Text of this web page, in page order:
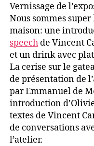
Vernissage de
Nous sommes
maison: une
speech de Vincent
et un drink avec
La cerise sur le
de présentation de
par Emmanuel de
introduction
textes de Vincent
de conversations
l’atelier.